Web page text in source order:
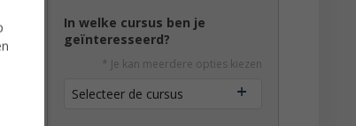
In welke cursus ben je
geïnteresseerd?
* Je kan meerdere opties kiezen
Selecteer de cursus